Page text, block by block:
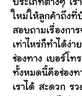
ประเภทต่างๆ เ
ใหม่ให้ลูกค้าถึงที่
สอบถามเรื่องกา
เท่าไหร่ก็ทำได้ง่
ช่องทาง เบอร์โ
ทั้งหมดนี้คือช่องท
เราได้ สะดวก ร